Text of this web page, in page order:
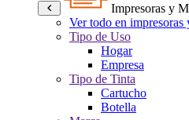
Impresoras y
Ver todo en
Tipo de Uso
Hogar
Empresa
Tipo de Tinta
Cartucho
Botella